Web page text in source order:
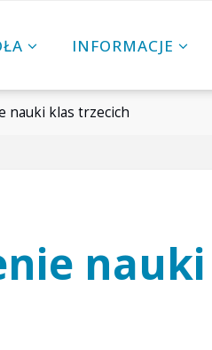
INFORMACJE
nauki klas trzecich